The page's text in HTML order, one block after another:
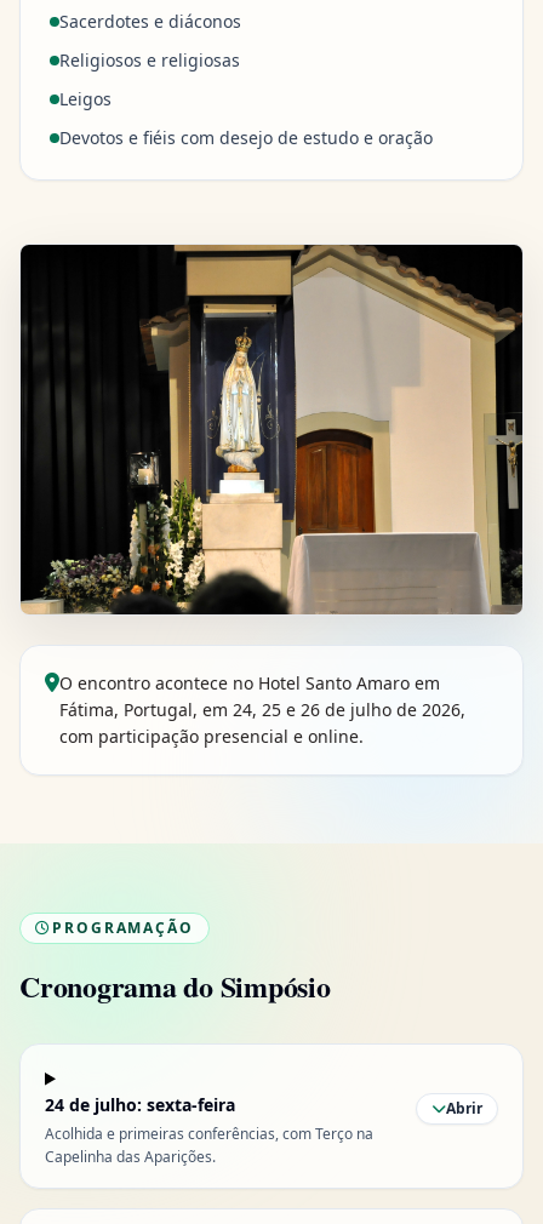
Sacerdotes e diáconos
Religiosos e religiosas
Leigos
Devotos e fiéis com desejo de estudo e oração
O encontro acontece no Hotel Santo Amaro em
Fátima, Portugal, em 24, 25 e 26 de julho de 2026,
com participação presencial e online.
PROGRAMAÇÃO
Cronograma do Simpósio
24 de julho: sexta-feira
Acolhida e primeiras conferências, com Terço na
Capelinha das Aparições.
Abrir